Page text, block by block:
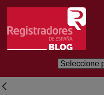
Skip to Main Content